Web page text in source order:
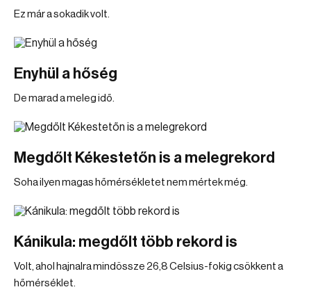
Ez már a sokadik volt.
Enyhül a hőség
De marad a meleg idő.
Megdőlt Kékestetőn is a melegrekord
Soha ilyen magas hőmérsékletet nem mértek még.
Kánikula: megdőlt több rekord is
Volt, ahol hajnalra mindössze 26,8 Celsius-fokig csökkent a
hőmérséklet.